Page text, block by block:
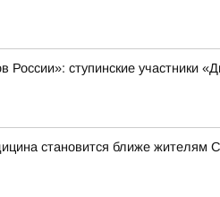
России»: ступинские участники
становится ближе жителям